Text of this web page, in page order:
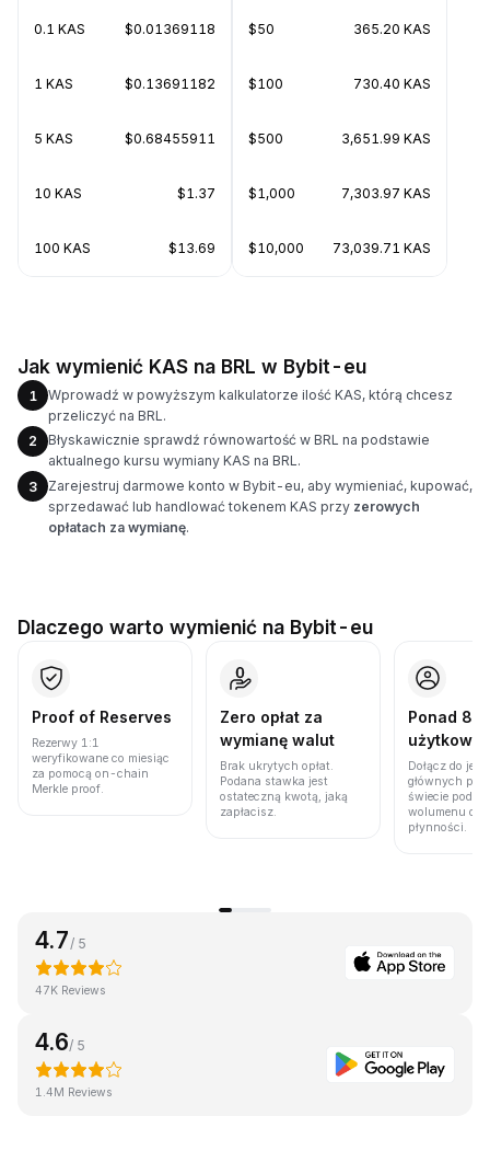
0.1 KAS $0.01369118
1 KAS $0.13691182
5 KAS $0.68455911
10 KAS $1.37
100 KAS $13.69
$50 365.20 KAS
$100 730.40 KAS
$500 3,651.99 KAS
$1,000 7,303.97 KAS
$10,000 73,039.71 KAS
Jak wymienić KAS na BRL w Bybit-eu
1
Wprowadź w powyższym kalkulatorze ilość KAS, którą chcesz
przeliczyć na BRL.
2
Błyskawicznie sprawdź równowartość w BRL na podstawie
aktualnego kursu wymiany KAS na BRL.
3
Zarejestruj darmowe konto w Bybit-eu, aby wymieniać, kupować,
sprzedawać lub handlować tokenem KAS przy zerowych
opłatach za wymianę.
Dlaczego warto wymienić na Bybit-eu
Proof of Reserves
Rezerwy 1:1
weryfikowane co miesiąc
za pomocą on-chain
Merkle proof.
Zero opłat za
wymianę walut
Brak ukrytych opłat.
Podana stawka jest
ostateczną kwotą, jaką
zapłacisz.
Ponad 86
Dołącz do
głównych
świecie pod
wolumenu
płynności.
4.7 / 5
47K Reviews
4.6/ 5
1.4M Reviews